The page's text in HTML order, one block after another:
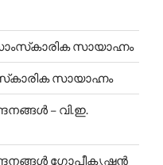
സായാഹ്നം
സായാഹ്നം
– വി.ഇ.
ഗോപീകൃഷ്ണൻ